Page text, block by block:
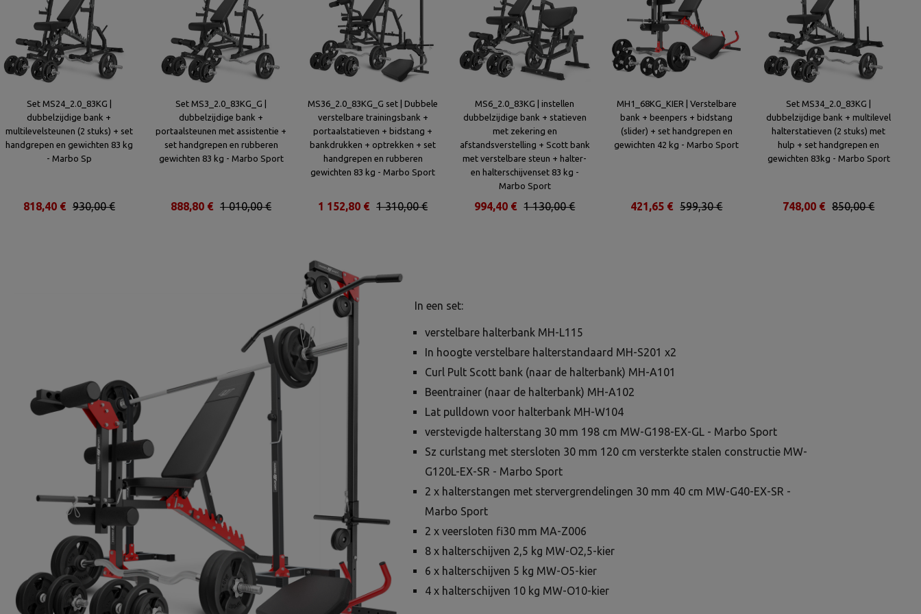
Set MS24_2.0_83KG |
dubbelzijdige bank +
multilevelsteunen (2 stuks) + set
handgrepen en gewichten 83 kg
- Marbo Sp
930,00 €
818,40 €
Set MS3_2.0_83KG_G |
dubbelzijdige bank +
portaalsteunen met assistentie +
set handgrepen en rubberen
gewichten 83 kg - Marbo Sport
1 010,00 €
888,80 €
MS36_2.0_83KG_G set | Dubbele
verstelbare trainingsbank +
portaalstatieven + bidstang +
bankdrukken + optrekken + set
handgrepen en rubberen
gewichten 83 kg - Marbo Sport
1 310,00 €
1 152,80 €
MS6_2.0_83KG | instellen
dubbelzijdige bank + statieven
met zekering en
afstandsverstelling + Scott bank
met verstelbare steun + halter-
en halterschijvenset 83 kg -
Marbo Sport
1 130,00 €
994,40 €
MH1_68KG_KIER | Verstelbare
bank + beenpers + bidstang
(slider) + set handgrepen en
gewichten 42 kg - Marbo Sport
599,30 €
421,65 €
Set MS34_2.0_83KG |
dubbelzijdige bank + multilevel
halterstatieven (2 stuks) met
hulp + set handgrepen en
gewichten 83kg - Marbo Sport
850,00 €
748,00 €
In een set:
verstelbare halterbank MH-L115
In hoogte verstelbare halterstandaard MH-S201 x2
Curl Pult Scott bank (naar de halterbank) MH-A101
Beentrainer (naar de halterbank) MH-A102
Lat pulldown voor halterbank MH-W104
verstevigde halterstang 30 mm 198 cm MW-G198-EX-GL - Marbo Sport
Sz curlstang met stersloten 30 mm 120 cm versterkte stalen constructie MW-
G120L-EX-SR - Marbo Sport
2 x halterstangen met stervergrendelingen 30 mm 40 cm MW-G40-EX-SR -
Marbo Sport
2 x veersloten fi30 mm MA-Z006
8 x halterschijven 2,5 kg MW-O2,5-kier
6 x halterschijven 5 kg MW-O5-kier
4 x halterschijven 10 kg MW-O10-kier